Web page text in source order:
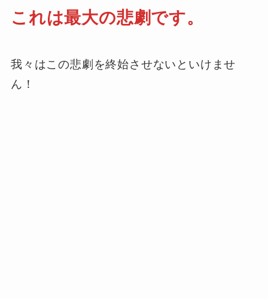
これは最大の悲劇です。
我々はこの悲劇を終始させないといけませ
ん！